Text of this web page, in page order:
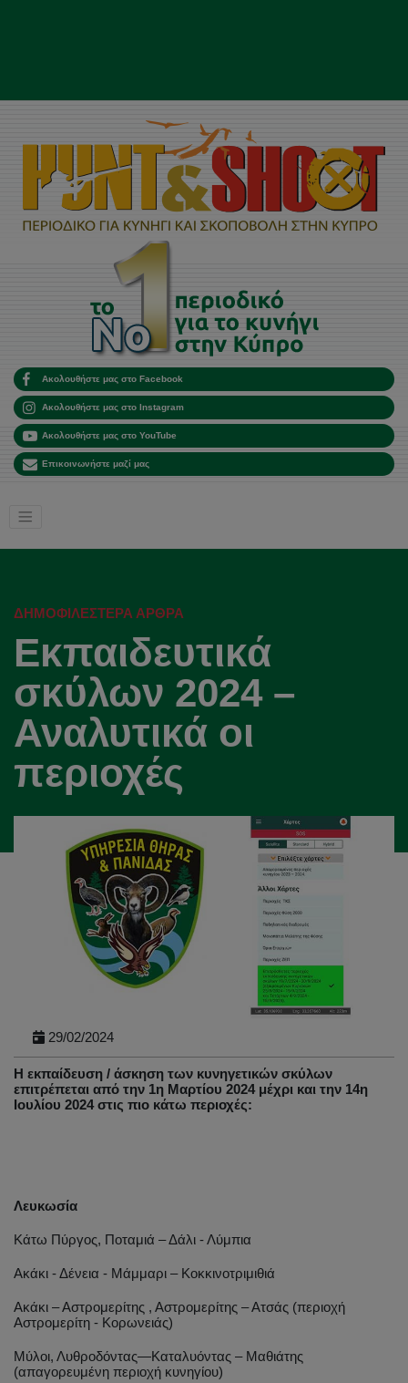
Ακολουθήστε μας στο Facebook
Ακολουθήστε μας στο Instagram
Ακολουθήστε μας στο YouTube
Επικοινωνήστε μαζί μας
ΔΗΜΟΦΙΛΈΣΤΕΡΑ ΆΡΘΡΑ
Εκπαιδευτικά
σκύλων 2024 –
Αναλυτικά οι
περιοχές
29/02/2024
Η εκπαίδευση / άσκηση των κυνηγετικών σκύλων
επιτρέπεται από την 1η Μαρτίου 2024 μέχρι και την 14η
Ιουλίου 2024 στις πιο κάτω περιοχές:
Λευκωσία
Κάτω Πύργος, Ποταμιά – Δάλι - Λύμπια
Ακάκι - Δένεια - Μάμμαρι – Κοκκινοτριμιθιά
Ακάκι – Αστρομερίτης , Αστρομερίτης – Ατσάς (περιοχή
Αστρομερίτη - Κορωνειάς)
Μύλοι, Λυθροδόντας―Kαταλυόντας – Μαθιάτης
(απαγορευμένη περιοχή κυνηγίου)